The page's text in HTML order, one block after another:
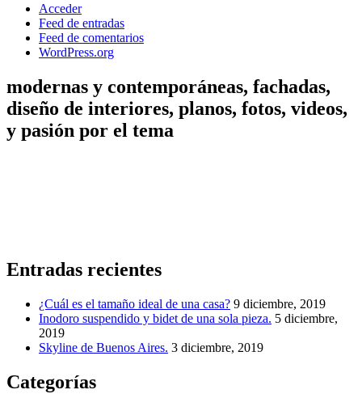
Acceder
Feed de entradas
Feed de comentarios
WordPress.org
modernas y contemporáneas, fachadas,
diseño de interiores, planos, fotos, videos,
y pasión por el tema
Entradas recientes
¿Cuál es el tamaño ideal de una casa? 9 diciembre, 2019
Inodoro suspendido y bidet de una sola pieza. 5 diciembre,
2019
Skyline de Buenos Aires. 3 diciembre, 2019
Categorías